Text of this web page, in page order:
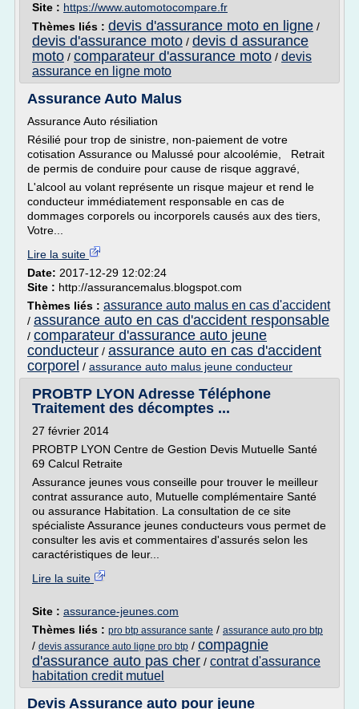
Site : https://www.automotocompare.fr
Thèmes liés : devis d'assurance moto en ligne /
devis d'assurance moto / devis d assurance
moto / comparateur d'assurance moto / devis
assurance en ligne moto
Assurance Auto Malus
Assurance Auto résiliation
Résilié pour trop de sinistre, non-paiement de votre
cotisation Assurance ou Malussé pour alcoolémie, Retrait
de permis de conduire pour cause de risque aggravé,
L'alcool au volant représente un risque majeur et rend le
conducteur immédiatement responsable en cas de
dommages corporels ou incorporels causés aux des tiers,
Votre...
Lire la suite
Date: 2017-12-29 12:02:24
Site : http://assurancemalus.blogspot.com
Thèmes liés : assurance auto malus en cas d'accident
/ assurance auto en cas d'accident responsable
/ comparateur d'assurance auto jeune
conducteur / assurance auto en cas d'accident
corporel / assurance auto malus jeune conducteur
PROBTP LYON Adresse Téléphone
Traitement des décomptes ...
27 février 2014
PROBTP LYON Centre de Gestion Devis Mutuelle Santé
69 Calcul Retraite
Assurance jeunes vous conseille pour trouver le meilleur
contrat assurance auto, Mutuelle complémentaire Santé
ou assurance Habitation. La consultation de ce site
spécialiste Assurance jeunes conducteurs vous permet de
consulter les avis et commentaires d'assurés selon les
caractéristiques de leur...
Lire la suite
Site : assurance-jeunes.com
Thèmes liés : pro btp assurance sante / assurance auto pro btp
/ devis assurance auto ligne pro btp / compagnie
d'assurance auto pas cher / contrat d'assurance
habitation credit mutuel
Devis Assurance auto pour jeune